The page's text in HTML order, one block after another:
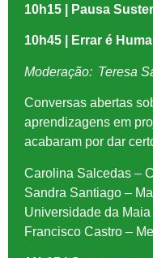
10h15 | Pausa
10h45 | Errar é
Moderação: Teresa
Conversas abertas
aprendizagens em
acabaram por dar
Carolina Salcedas –
Sandra Santiago –
Universidade da Maia
Francisco Castro –